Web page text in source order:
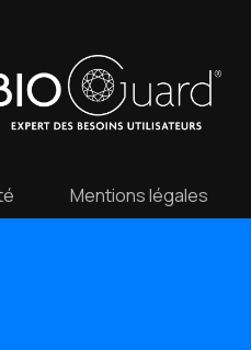
Mentions légales